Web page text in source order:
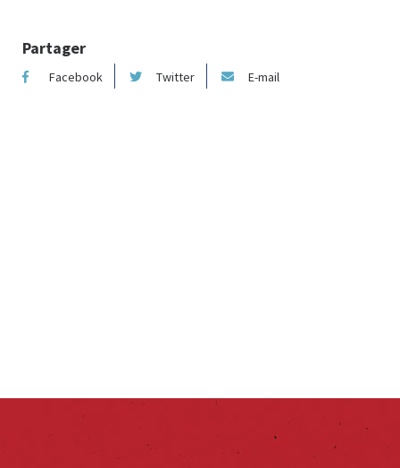
Partager
Facebook Twitter E-mail